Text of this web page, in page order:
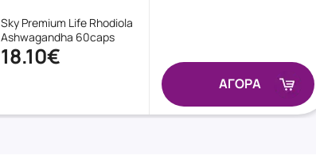
Sky Premium Life Rhodiola
Ashwagandha 60caps
18.10€
ΑΓΟΡΑ